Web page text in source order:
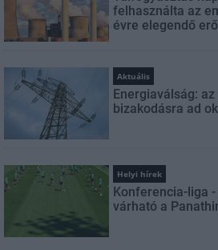
felhasználta az
évre elegendő
Aktuális
Energiaválság:
bizakodásra ad
Helyi hírek
Konferencia-liga
várható a